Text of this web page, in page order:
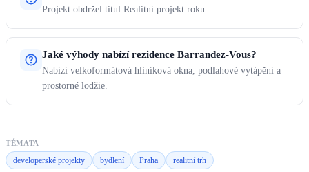
Projekt obdržel titul Realitní projekt roku.
Jaké výhody nabízí rezidence Barrandez-Vous?
Nabízí velkoformátová hliníková okna, podlahové vytápění a
prostorné lodžie.
TÉMATA
developerské projekty bydlení Praha realitní trh